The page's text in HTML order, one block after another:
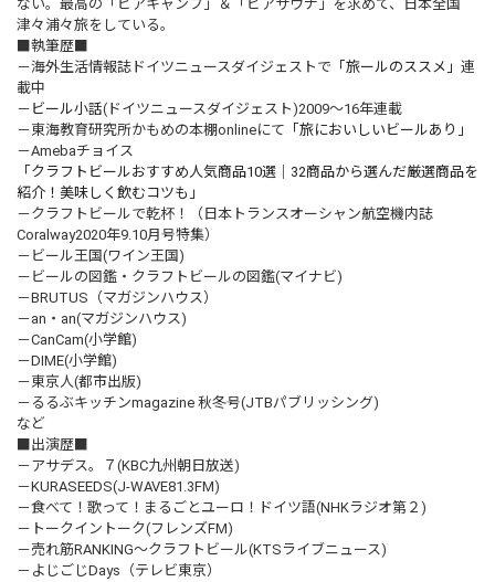
ない。最高の「ビアキャンプ」＆「ビアサウナ」を求めて、日本全国
津々浦々旅をしている。
■執筆歴■
－海外生活情報誌ドイツニュースダイジェストで 「旅ールのススメ」 連
載中
－ ビール小話(ドイツニュースダイジェスト)2009～16年連載
－東海教育研究所かもめの本棚onlineにて 「旅においしいビールあり」
－Amebaチョイス
「クラフトビールおすすめ人気商品10選｜32商品から選んだ厳選商品を
紹介！美味しく飲むコツも」
－クラフトビールで乾杯！（日本トランスオーシャン航空機内誌
Coralway2020年9.10月号特集）
－ビール王国(ワイン王国)
－ビールの図鑑・クラフトビールの図鑑(マイナビ)
－BRUTUS（マガジンハウス）
－an・an(マガジンハウス)
－CanCam(小学館)
－DIME(小学館)
－東京人(都市出版)
－るるぶキッチンmagazine 秋冬号(JTBパブリッシング)
など
■出演歴■
－アサデス。７(KBC九州朝日放送)
－KURASEEDS(J-WAVE81.3FM)
－食べて！歌って！まるごとユーロ！ドイツ語(NHKラジオ第２)
－トークイントーク(フレンズFM)
－売れ筋RANKING～クラフトビール(KTSライブニュース)
－よじごじDays（テレビ東京）